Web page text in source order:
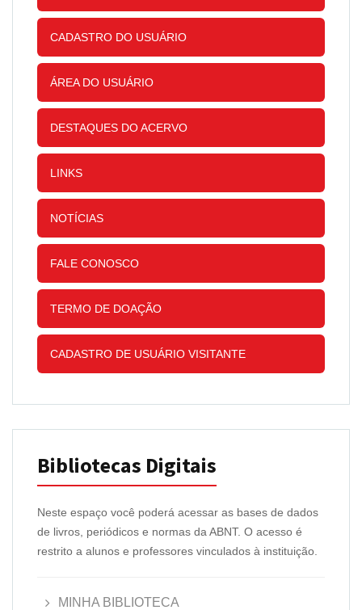
CADASTRO DO USUÁRIO
ÁREA DO USUÁRIO
DESTAQUES DO ACERVO
LINKS
NOTÍCIAS
FALE CONOSCO
TERMO DE DOAÇÃO
CADASTRO DE USUÁRIO VISITANTE
Bibliotecas Digitais
Neste espaço você poderá acessar as bases de dados
de livros, periódicos e normas da ABNT. O acesso é
restrito a alunos e professores vinculados à instituição.
MINHA BIBLIOTECA